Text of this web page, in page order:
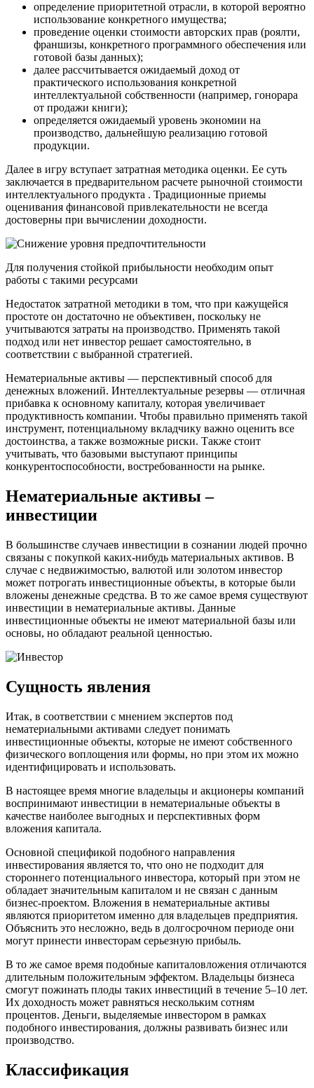
определение приоритетной отрасли, в которой вероятно
использование конкретного имущества;
проведение оценки стоимости авторских прав (роялти,
франшизы, конкретного программного обеспечения или
готовой базы данных);
далее рассчитывается ожидаемый доход от
практического использования конкретной
интеллектуальной собственности (например, гонорара
от продажи книги);
определяется ожидаемый уровень экономии на
производство, дальнейшую реализацию готовой
продукции.
Далее в игру вступает затратная методика оценки. Ее суть
заключается в предварительном расчете рыночной стоимости
интеллектуального продукта . Традиционные приемы
оценивания финансовой привлекательности не всегда
достоверны при вычислении доходности.
Для получения стойкой прибыльности необходим опыт
работы с такими ресурсами
Недостаток затратной методики в том, что при кажущейся
простоте он достаточно не объективен, поскольку не
учитываются затраты на производство. Применять такой
подход или нет инвестор решает самостоятельно, в
соответствии с выбранной стратегией.
Нематериальные активы — перспективный способ для
денежных вложений. Интеллектуальные резервы — отличная
прибавка к основному капиталу, которая увеличивает
продуктивность компании. Чтобы правильно применять такой
инструмент, потенциальному вкладчику важно оценить все
достоинства, а также возможные риски. Также стоит
учитывать, что базовыми выступают принципы
конкурентоспособности, востребованности на рынке.
Нематериальные активы –
инвестиции
В большинстве случаев инвестиции в сознании людей прочно
связаны с покупкой каких-нибудь материальных активов. В
случае с недвижимостью, валютой или золотом инвестор
может потрогать инвестиционные объекты, в которые были
вложены денежные средства. В то же самое время существуют
инвестиции в нематериальные активы. Данные
инвестиционные объекты не имеют материальной базы или
основы, но обладают реальной ценностью.
Сущность явления
Итак, в соответствии с мнением экспертов под
нематериальными активами следует понимать
инвестиционные объекты, которые не имеют собственного
физического воплощения или формы, но при этом их можно
идентифицировать и использовать.
В настоящее время многие владельцы и акционеры компаний
воспринимают инвестиции в нематериальные объекты в
качестве наиболее выгодных и перспективных форм
вложения капитала.
Основной спецификой подобного направления
инвестирования является то, что оно не подходит для
стороннего потенциального инвестора, который при этом не
обладает значительным капиталом и не связан с данным
бизнес-проектом. Вложения в нематериальные активы
являются приоритетом именно для владельцев предприятия.
Объяснить это несложно, ведь в долгосрочном периоде они
могут принести инвесторам серьезную прибыль.
В то же самое время подобные капиталовложения отличаются
длительным положительным эффектом. Владельцы бизнеса
смогут пожинать плоды таких инвестиций в течение 5–10 лет.
Их доходность может равняться нескольким сотням
процентов. Деньги, выделяемые инвестором в рамках
подобного инвестирования, должны развивать бизнес или
производство.
Классификация